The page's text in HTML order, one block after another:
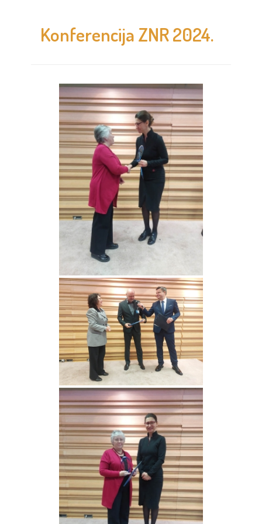
Konferencija ZNR 2024.